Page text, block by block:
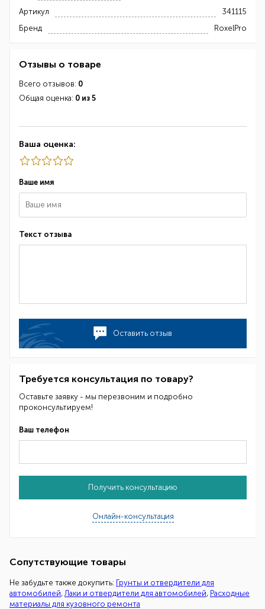
Артикул
341115
Бренд
RoxelPro
Отзывы о товаре
Всего отзывов: 0
Общая оценка: 0 из 5
Ваша оценка:
Ваше имя
Текст отзыва
Оставить отзыв
Требуется консультация по товару?
Оставьте заявку - мы перезвоним и подробно
проконсультируем!
Ваш телефон
Получить консультацию
Онлайн-консультация
Сопутствующие товары
Не забудьте также докупить: Грунты и отвердители для
автомобилей, Лаки и отвердители для автомобилей, Расходные
материалы для кузовного ремонта